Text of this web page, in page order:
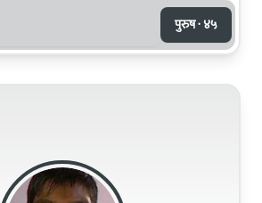
पुरुष · ४५